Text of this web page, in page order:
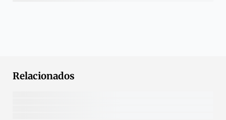
Relacionados